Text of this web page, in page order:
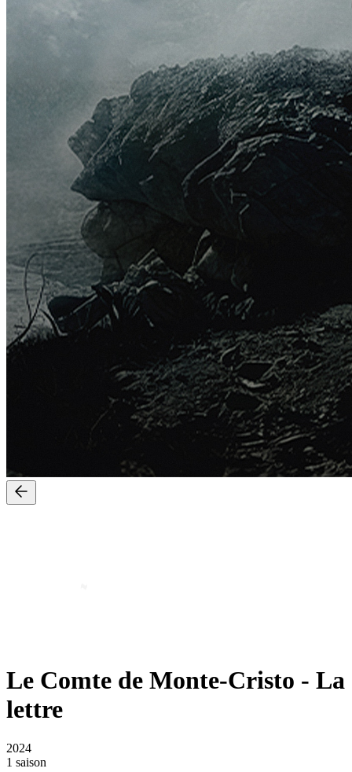
Le Comte de Monte-Cristo - La
lettre
2024
1 saison